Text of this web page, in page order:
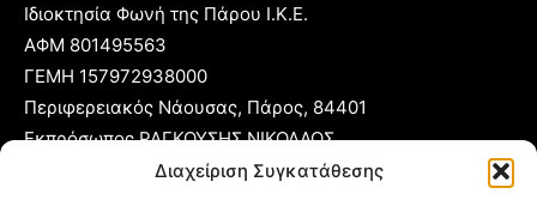
Διαχείριση Συγκατάθεσης
Ιδιοκτησία Φωνή της Πάρου Ι.Κ.Ε.
ΑΦΜ 801495563
ΓΕΜΗ 157972938000
Περιφερειακός Νάουσας, Πάρος, 84401
Εκπρόσωπος ΡΑΓΚΟΥΣΗΣ ΝΙΚΟΛΑΟΣ